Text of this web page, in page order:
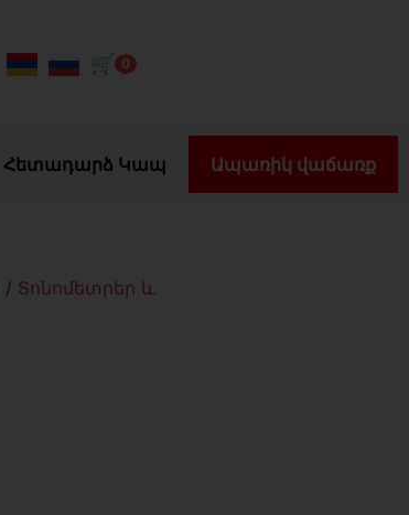
🛒 0
Հետադարձ Կապ Ապառիկ վաճառք
/ Տոնոմետրեր և